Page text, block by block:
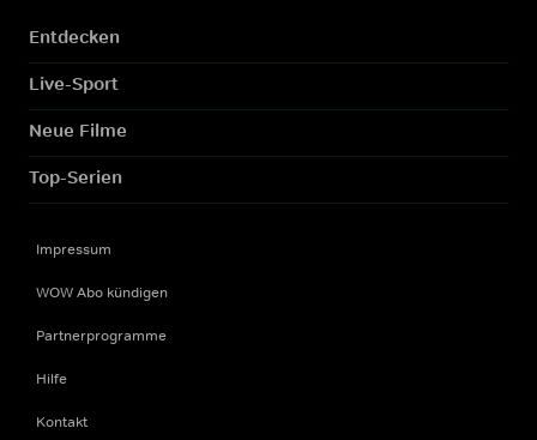
Entdecken
Live-Sport
Neue Filme
Top-Serien
Impressum
WOW Abo kündigen
Partnerprogramme
Hilfe
Kontakt